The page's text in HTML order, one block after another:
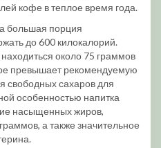
кофе в теплое время года.
большая порция
до 600 килокалорий.
около 75 граммов
превышает рекомендуемую
свободных сахаров для
особенностью напитка
насыщенных жиров,
а также значительное